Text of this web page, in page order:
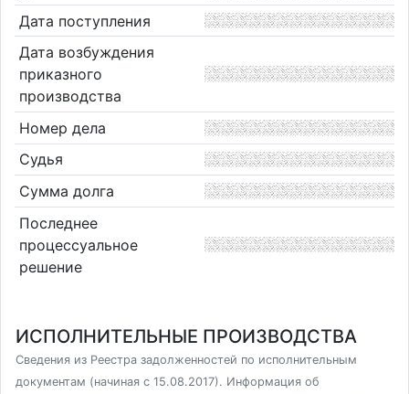
Дата поступления
Дата возбуждения
приказного
производства
Номер дела
Судья
Сумма долга
Последнее
процессуальное
решение
ИСПОЛНИТЕЛЬНЫЕ ПРОИЗВОДСТВА
Сведения из Реестра задолженностей по исполнительным
документам (начиная с 15.08.2017). Информация об